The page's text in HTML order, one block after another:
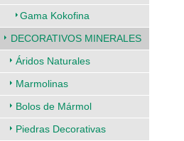
Gama Kokofina
DECORATIVOS MINERALES
Áridos Naturales
Marmolinas
Bolos de Mármol
Piedras Decorativas